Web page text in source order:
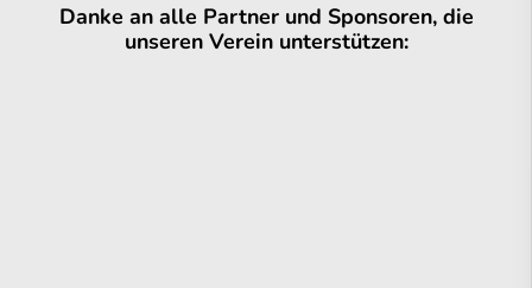
Danke an alle Partner und Sponsoren, die
unseren Verein unterstützen: